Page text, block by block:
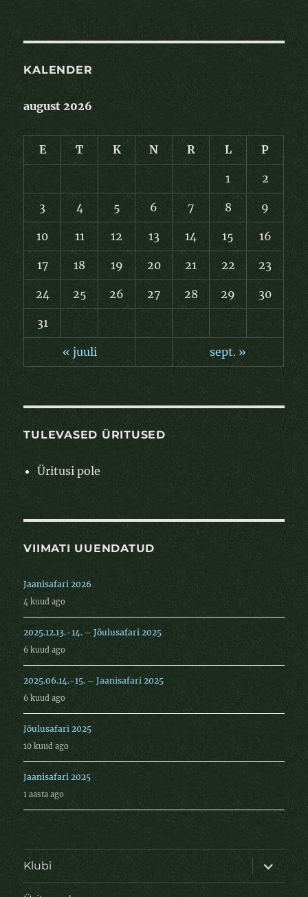
KALENDER
august 2026
E T K N R L P
1 2
3 4 5 6 7 8 9
10 11 12 13 14 15 16
17 18 19 20 21 22 23
24 25 26 27 28 29 30
31
« juuli sept. »
TULEVASED ÜRITUSED
Üritusi pole
VIIMATI UUENDATUD
Jaanisafari 2026
4 kuud ago
2025.12.13.-14. – Jõulusafari 2025
6 kuud ago
2025.06.14.-15. – Jaanisafari 2025
6 kuud ago
Jõulusafari 2025
10 kuud ago
Jaanisafari 2025
1 aasta ago
Klubi
laienda